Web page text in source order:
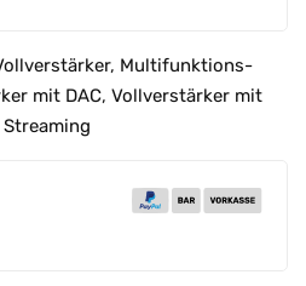
, Multifunktions-
mit DAC, Vollverstärker mit